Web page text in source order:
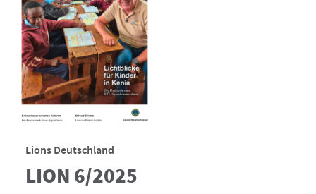
Lions Deutschland
LION 6/2025